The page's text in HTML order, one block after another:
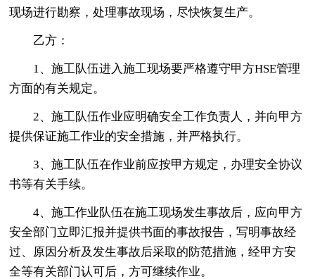
现场进行勘察，处理事故现场，尽快恢复生产。
乙方：
1、施工队伍进入施工现场要严格遵守甲方HSE管理
方面的有关规定。
2、施工队伍作业应明确安全工作负责人，并向甲方
提供保证施工作业的安全措施，并严格执行。
3、施工队伍在作业前应按甲方规定，办理安全协议
书等有关手续。
4、施工作业队伍在施工现场发生事故后，应向甲方
安全部门立即汇报并提供书面的事故报告，写明事故经
过、原因分析及发生事故后采取的防范措施，经甲方安
全等有关部门认可后，方可继续作业。